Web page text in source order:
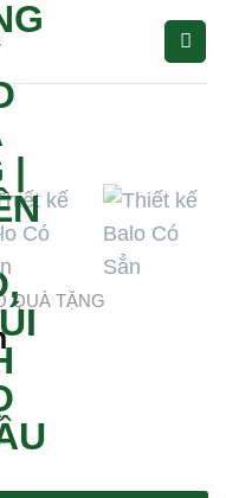
QUÀ TẶNG